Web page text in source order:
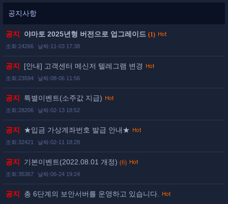
공지사항
공지 야마토 2025년형 버전으로 업그레이드 (1)
조회:24266 날짜:11-03 17:38
공지 [안내] 고객센터 메신저 텔레그램 변경
조회:23594 날짜:08-06 11:56
공지 특별이벤트(소주값 지급)
조회:28206 날짜:02-13 18:52
공지 ★입금 가상계좌번호 발급 안내★
조회:32421 날짜:02-11 18:28
공지 기본이벤트(2022.08.01 개정) (6)
조회:35367 날짜:06-24 19:24
공지 총 6단계의 보안서버를 운영하고 있습니다.